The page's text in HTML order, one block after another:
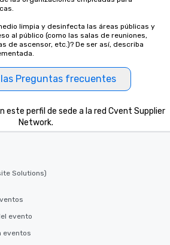
limpia y desinfecta las áreas públicas y
al público (como las salas de reuniones,
de ascensor, etc.)? De ser así, describa
Preguntas frecuentes
este perfil de sede a la red Cvent Supplier
Network.
Solutions)
evento
eventos